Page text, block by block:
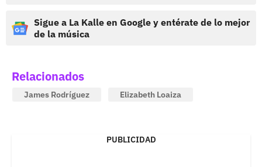
Sigue a La Kalle en Google y entérate de lo mejor
de la música
Relacionados
James Rodríguez Elizabeth Loaiza
PUBLICIDAD